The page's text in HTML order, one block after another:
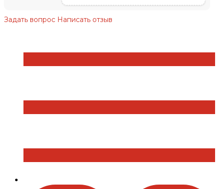
Задать вопрос Написать отзыв